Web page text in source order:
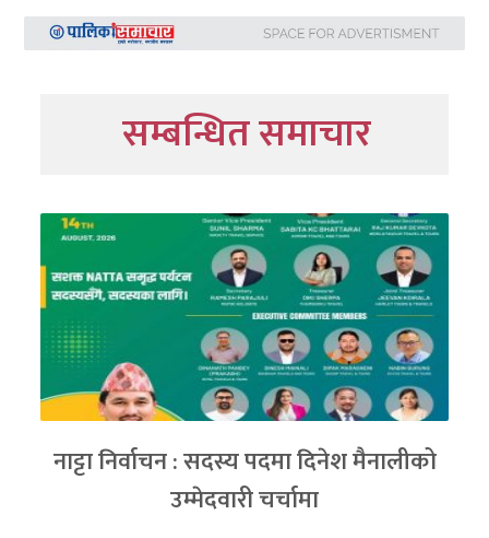
सम्बन्धित समाचार
नाट्टा निर्वाचन : सदस्य पदमा दिनेश मैनालीको
उम्मेदवारी चर्चामा